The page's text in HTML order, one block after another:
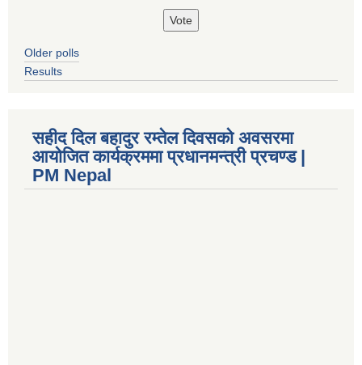
Older polls
Results
सहीद दिल बहादुर रम्तेल दिवसको अवसरमा
आयोजित कार्यक्रममा प्रधानमन्त्री प्रचण्ड |
PM Nepal